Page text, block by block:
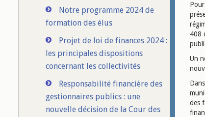
Notre programme 2024 de
formation des élus
Projet de loi de finances 2024 :
les principales dispositions
concernant les collectivités
Responsabilité financière des
gestionnaires publics : une
nouvelle décision de la Cour des
408
Un
des